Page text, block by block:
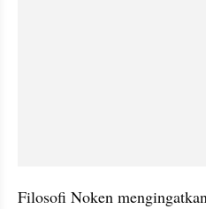
Filosofi Noken